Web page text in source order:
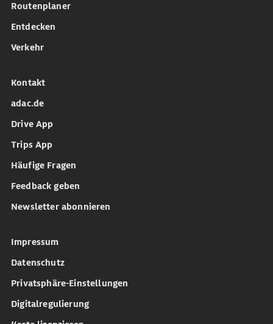
Routenplaner
Entdecken
Verkehr
Kontakt
adac.de
Drive App
Trips App
Häufige Fragen
Feedback geben
Newsletter abonnieren
Impressum
Datenschutz
Privatsphäre-Einstellungen
Digitalregulierung